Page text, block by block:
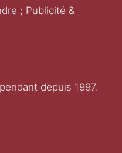
depuis 1997.
; Publicité &